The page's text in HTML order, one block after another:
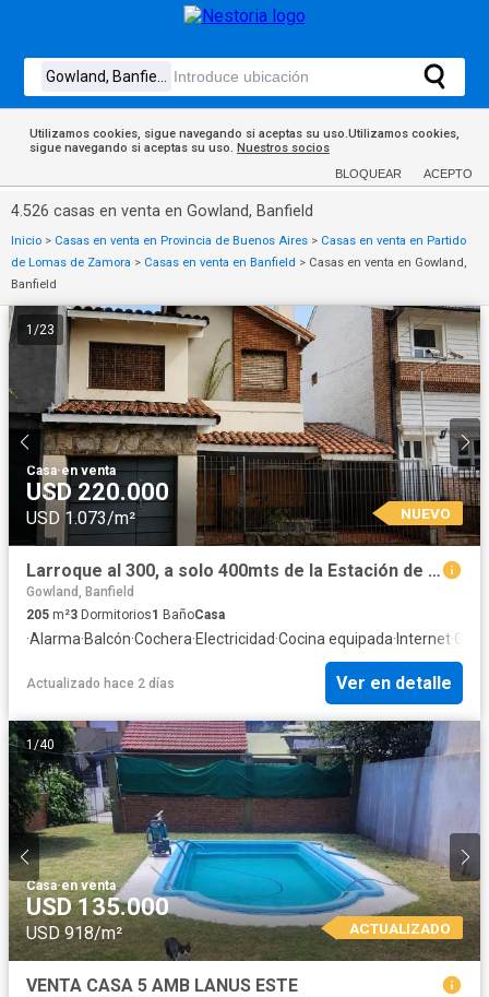
Utilizamos cookies, sigue navegando si aceptas su uso.Utilizamos cookies,
sigue navegando si aceptas su uso. Nuestros socios
BLOQUEAR ACEPTO
4.526 casas en venta en Gowland, Banfield
Inicio > Casas en venta en Provincia de Buenos Aires > Casas en venta en Partido
de Lomas de Zamora > Casas en venta en Banfield > Casas en venta en Gowland,
Banfield
1 /23
Casa·en venta
USD 220.000
USD 1.073/m² NUEVO
Larroque al 300, a solo 400mts de la Estación de Tren - Banfield Oeste
Gowland, Banfield
205 m²3 Dormitorios1 BañoCasa
·Alarma·Balcón·Cochera·Electricidad·Cocina equipada· Internet·Gas
Actualizado hace 2 días Ver en detalle
1 /40
Casa·en venta
USD 135.000
USD 918/m² ACTUALIZADO
VENTA CASA 5 AMB LANUS ESTE